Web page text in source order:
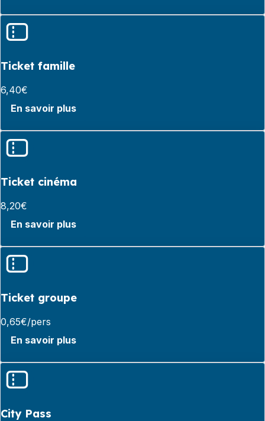
Ticket famille
6,40€
En savoir plus
Ticket cinéma
8,20€
En savoir plus
Ticket groupe
0,65€/pers
En savoir plus
City Pass